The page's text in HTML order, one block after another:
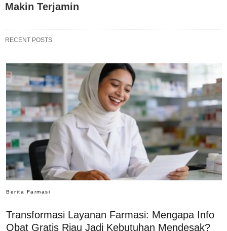
Makin Terjamin
RECENT POSTS
Berita Farmasi
Transformasi Layanan Farmasi: Mengapa Info
Obat Gratis Riau Jadi Kebutuhan Mendesak?